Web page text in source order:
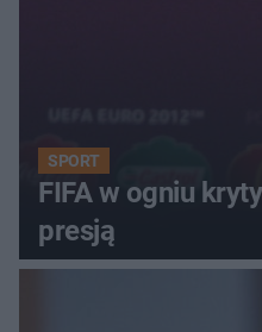
SPORT
FIFA w ogniu
presją